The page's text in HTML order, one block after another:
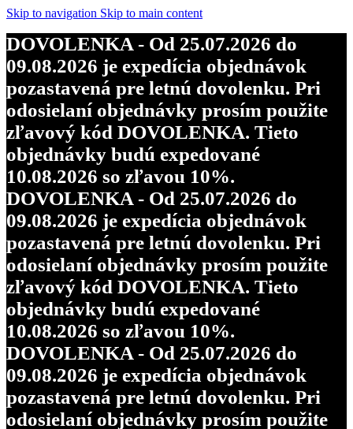
Skip to navigation Skip to main content
DOVOLENKA - Od 25.07.2026 do
09.08.2026 je expedícia objednávok
pozastavená pre letnú dovolenku. Pri
odosielaní objednávky prosím použite
zľavový kód DOVOLENKA. Tieto
objednávky budú expedované
10.08.2026 so zľavou 10%.
DOVOLENKA - Od 25.07.2026 do
09.08.2026 je expedícia objednávok
pozastavená pre letnú dovolenku. Pri
odosielaní objednávky prosím použite
zľavový kód DOVOLENKA. Tieto
objednávky budú expedované
10.08.2026 so zľavou 10%.
DOVOLENKA - Od 25.07.2026 do
09.08.2026 je expedícia objednávok
pozastavená pre letnú dovolenku. Pri
odosielaní objednávky prosím použite